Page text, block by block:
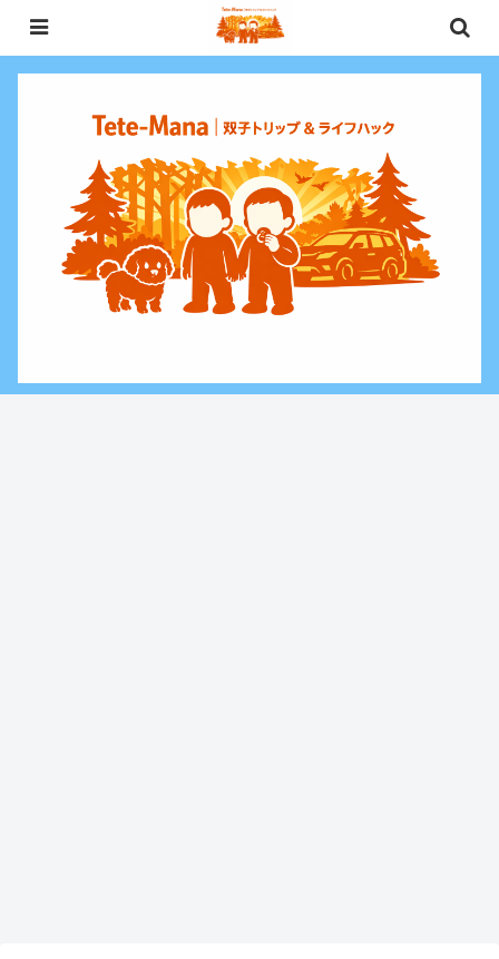
0歳〜未就学児（3歳）双子との週末お出かけ・子連れ旅行情報と、暮らしに役
立つお金・ライフハックをお届けする双子ファミリーブログ。